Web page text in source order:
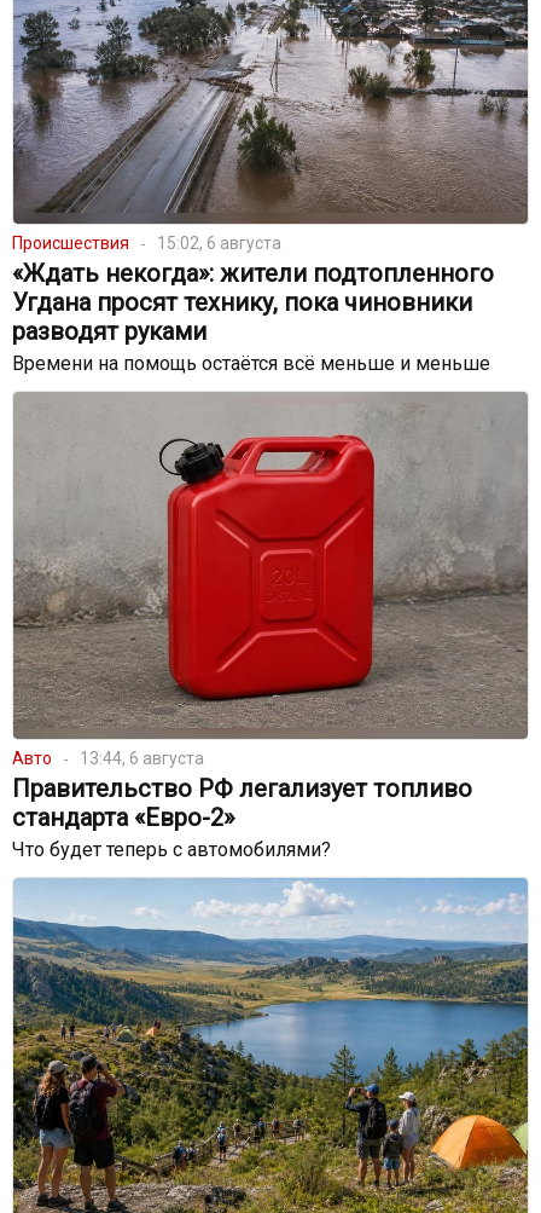
Происшествия 15:02, 6 августа
«Ждать некогда»: жители подтопленного
Угдана просят технику, пока чиновники
разводят руками
Времени на помощь остаётся всё меньше и меньше
Авто 13:44, 6 августа
Правительство РФ легализует топливо
стандарта «Евро-2»
Что будет теперь с автомобилями?